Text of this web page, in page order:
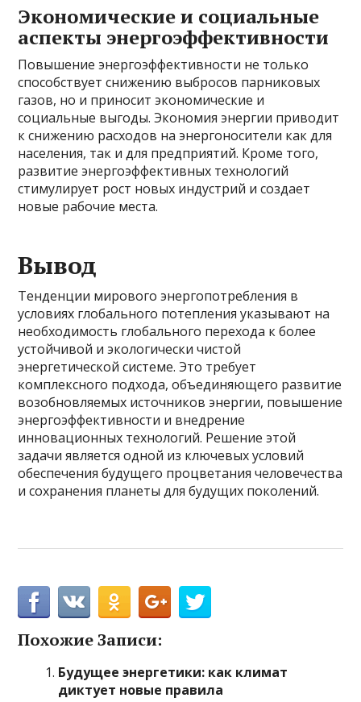
Экономические и социальные
аспекты энергоэффективности
Повышение энергоэффективности не только
способствует снижению выбросов парниковых
газов, но и приносит экономические и
социальные выгоды. Экономия энергии приводит
к снижению расходов на энергоносители как для
населения, так и для предприятий. Кроме того,
развитие энергоэффективных технологий
стимулирует рост новых индустрий и создает
новые рабочие места.
Вывод
Тенденции мирового энергопотребления в
условиях глобального потепления указывают на
необходимость глобального перехода к более
устойчивой и экологически чистой
энергетической системе. Это требует
комплексного подхода, объединяющего развитие
возобновляемых источников энергии, повышение
энергоэффективности и внедрение
инновационных технологий. Решение этой
задачи является одной из ключевых условий
обеспечения будущего процветания человечества
и сохранения планеты для будущих поколений.
Похожие Записи:
Будущее энергетики: как климат
диктует новые правила